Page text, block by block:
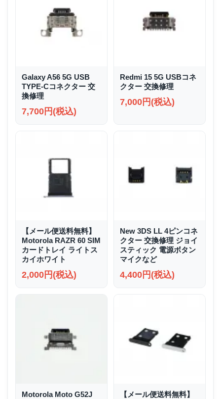
Galaxy A56 5G USB
TYPE-Cコネクター 交
換修理
7,700円(税込)
Redmi 15 5G USBコネ
クター 交換修理
7,000円(税込)
【メール便送料無料】
Motorola RAZR 60 SIM
カードトレイ ライトス
カイホワイト
2,000円(税込)
New 3DS LL 4ピンコネ
クター 交換修理 ジョイ
スティック 電源ボタン
マイクなど
4,400円(税込)
Motorola Moto G52J
【メール便送料無料】